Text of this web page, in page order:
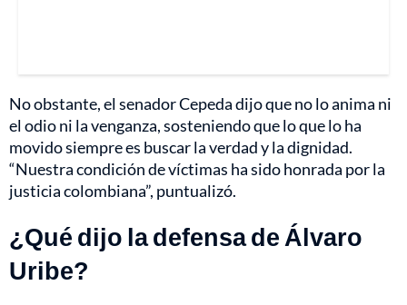
No obstante, el senador Cepeda dijo que no lo anima ni
el odio ni la venganza, sosteniendo que lo que lo ha
movido siempre es buscar la verdad y la dignidad.
“Nuestra condición de víctimas ha sido honrada por la
justicia colombiana”, puntualizó.
¿Qué dijo la defensa de Álvaro
Uribe?